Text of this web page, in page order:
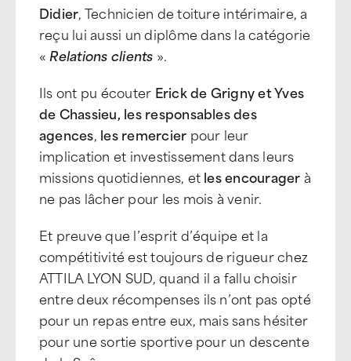
Didier, Technicien de toiture intérimaire, a
reçu lui aussi un diplôme dans la catégorie
« Relations clients ».
Ils ont pu écouter Erick de Grigny et Yves
de Chassieu, les responsables des
agences, les remercier pour leur
implication et investissement dans leurs
missions quotidiennes, etles encouragerà
ne pas lâcher pour les mois à venir.
Et preuve que l’esprit d’équipe et la
compétitivité est toujours de rigueur chez
ATTILA LYON SUD, quand il a fallu choisir
entre deux récompenses ils n’ont pas opté
pour un repas entre eux, mais sans hésiter
pour une sortie sportive pour un descente